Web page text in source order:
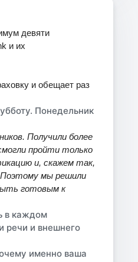
девяти
и их
и обещает раз
Понедельник
Получили более
пройти только
и, скажем так,
Поэтому мы решили
готовым к
в каждом
речи и внешнего
именно ваша